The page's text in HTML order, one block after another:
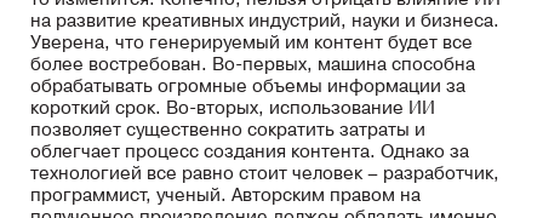
на развитие креативных индустрий, науки и бизнеса.
Уверена, что генерируемый им контент будет все
более востребован. Во-первых, машина способна
обрабатывать огромные объемы информации за
короткий срок. Во-вторых, использование ИИ
позволяет существенно сократить затраты и
облегчает процесс создания контента. Однако за
технологией все равно стоит человек – разработчик,
программист, ученый. Авторским правом на